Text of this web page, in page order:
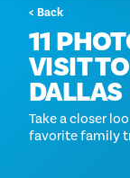
< Back
11
VISIT
DALLAS
Take a closer
favorite family